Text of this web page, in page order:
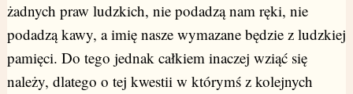
żadnych praw ludzkich, nie podadzą nam ręki, nie
podadzą kawy, a imię nasze wymazane będzie z ludzkiej
pamięci. Do tego jednak całkiem inaczej wziąć się
należy, dlatego o tej kwestii w którymś z kolejnych